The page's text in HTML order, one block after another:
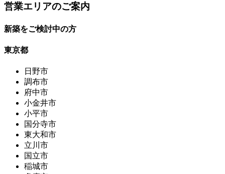
営業エリアのご案内
新築をご検討中の方
東京都
日野市
調布市
府中市
小金井市
小平市
国分寺市
東大和市
立川市
国立市
稲城市